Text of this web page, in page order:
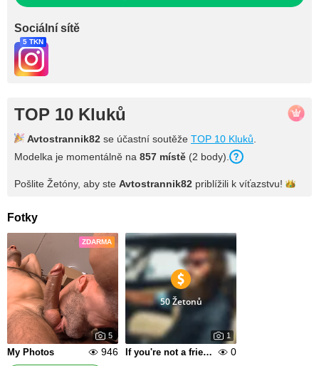
Sociální sítě
5 TKN
TOP 10 Kluků
Avtostrannik82 se účastní soutěže TOP 10 Kluků
Modelka je momentálně na 857 místě (2 body).
Pošlite Žetóny, aby ste Avtostrannik82 priblížili k víťazstvu!
Fotky
ZDARMA
5
My Photos 946
50 Žetonů
1
If you're not a friend, you shouldn't watch them.
0